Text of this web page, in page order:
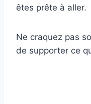
êtes prête à aller.
Ne craquez pas
de supporter ce